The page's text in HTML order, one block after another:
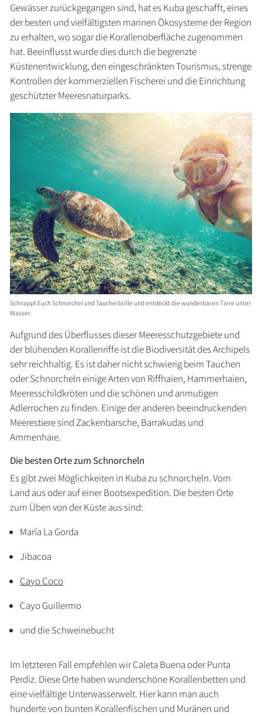
Gewässer zurückgegangen sind, hat es Kuba geschafft, eines
der besten und vielfältigsten marinen Ökosysteme der Region
zu erhalten, wo sogar die Korallenoberfläche zugenommen
hat. Beeinflusst wurde dies durch die begrenzte
Küstenentwicklung, den eingeschränkten Tourismus, strenge
Kontrollen der kommerziellen Fischerei und die Einrichtung
geschützter Meeresnaturparks.
Schnappt Euch Schnorchel und Taucherbrille und entdeckt die wunderbaren Tiere unter
Wasser.
Aufgrund des Überflusses dieser Meeresschutzgebiete und
der blühenden Korallenriffe ist die Biodiversität des Archipels
sehr reichhaltig. Es ist daher nicht schwierig beim Tauchen
oder Schnorcheln einige Arten von Riffhaien, Hammerhaien,
Meeresschildkröten und die schönen und anmutigen
Adlerrochen zu finden. Einige der anderen beeindruckenden
Meerestiere sind Zackenbarsche, Barrakudas und
Ammenhaie.
Die besten Orte zum Schnorcheln
Es gibt zwei Möglichkeiten in Kuba zu schnorcheln. Vom
Land aus oder auf einer Bootsexpedition. Die besten Orte
zum Üben von der Küste aus sind:
María La Gorda
Jibacoa
Cayo Coco
Cayo Guillermo
und die Schweinebucht
Im letzteren Fall empfehlen wir Caleta Buena oder Punta
Perdiz. Diese Orte haben wunderschöne Korallenbetten und
eine vielfältige Unterwasserwelt. Hier kann man auch
hunderte von bunten Korallenfischen und Muränen und